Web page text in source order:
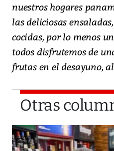
nuestros hogares
las deliciosas
cocidas, por lo menos
todos disfrutemos de
frutas en el desayuno,
Otras